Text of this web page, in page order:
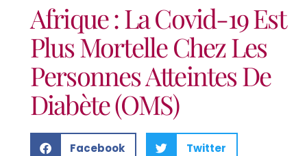
Afrique : La Covid-19 Est
Plus Mortelle Chez Les
Personnes Atteintes De
Diabète (OMS)
Facebook Twitter